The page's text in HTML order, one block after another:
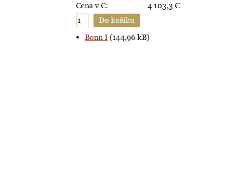
Cena v €:
4 103,3 €
Bonn I (144,96 kB)